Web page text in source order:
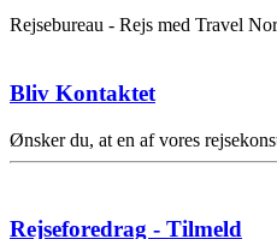
Rejsebureau - Rejs med Travel
Bliv Kontaktet
Ønsker du, at en af vores
Rejseforedrag - Tilmeld